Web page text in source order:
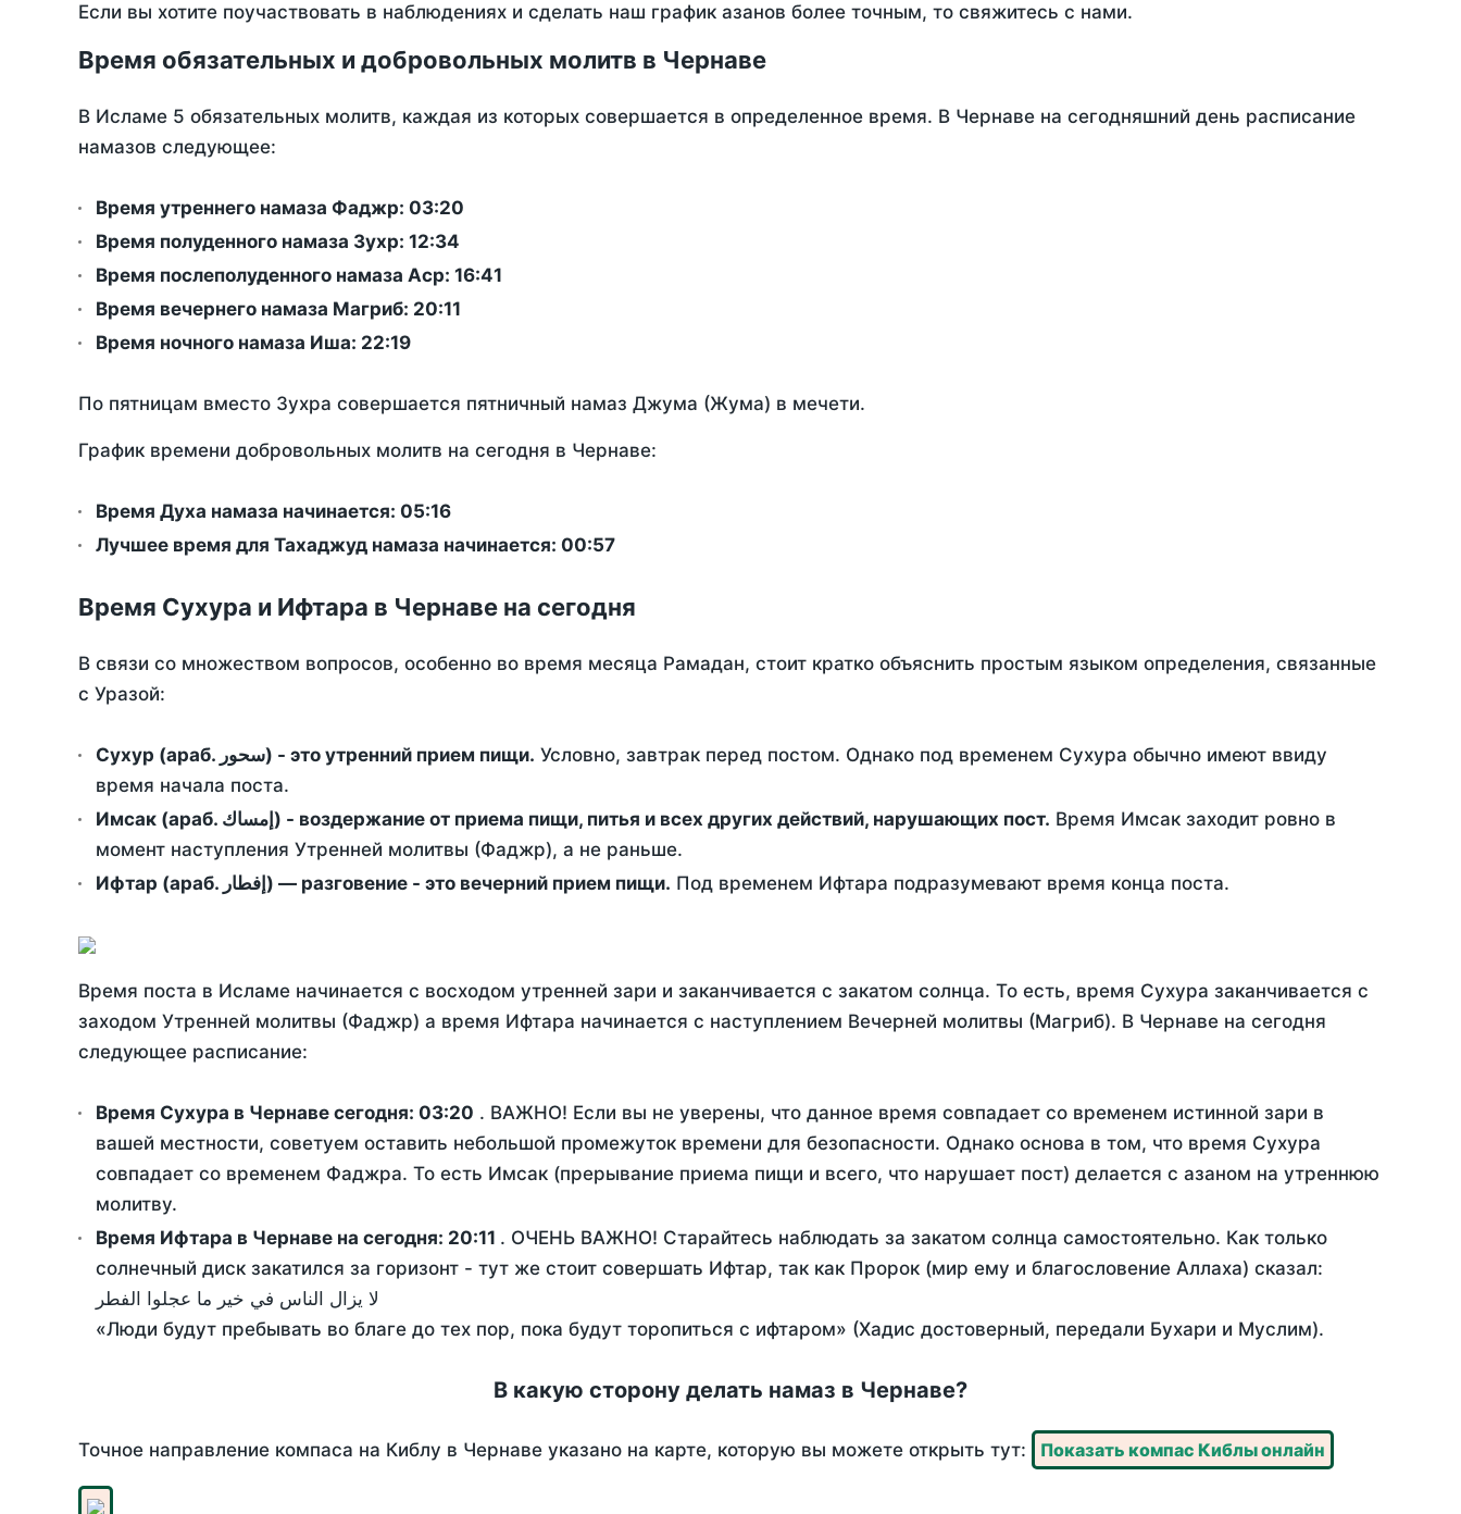
Если вы хотите поучаствовать в наблюдениях и сделать наш график азанов более точным, то свяжитесь с нами.
Время обязательных и добровольных молитв в Чернаве
В Исламе 5 обязательных молитв, каждая из которых совершается в определенное время. В Чернаве на сегодняшний день расписание
намазов следующее:
Время утреннего намаза Фаджр: 03:20
Время полуденного намаза Зухр: 12:34
Время послеполуденного намаза Аср: 16:41
Время вечернего намаза Магриб: 20:11
Время ночного намаза Иша: 22:19
По пятницам вместо Зухра совершается пятничный намаз Джума (Жума) в мечети.
График времени добровольных молитв на сегодня в Чернаве:
Время Духа намаза начинается: 05:16
Лучшее время для Тахаджуд намаза начинается: 00:57
Время Сухура и Ифтара в Чернаве на сегодня
В связи со множеством вопросов, особенно во время месяца Рамадан, стоит кратко объяснить простым языком определения, связанные
с Уразой:
Сухур (араб. سحور) - это утренний прием пищи. Условно, завтрак перед постом. Однако под временем Сухура обычно имеют ввиду
время начала поста.
Имсак (араб. إمساك) - воздержание от приема пищи, питья и всех других действий, нарушающих пост. Время Имсак заходит ровно в
момент наступления Утренней молитвы (Фаджр), а не раньше.
Ифтар (араб. إفطار) — разговение - это вечерний прием пищи. Под временем Ифтара подразумевают время конца поста.
Время поста в Исламе начинается с восходом утренней зари и заканчивается с закатом солнца. То есть, время Сухура заканчивается с
заходом Утренней молитвы (Фаджр) а время Ифтара начинается с наступлением Вечерней молитвы (Магриб). В Чернаве на сегодня
следующее расписание:
Время Сухура в Чернаве сегодня: 03:20 . ВАЖНО! Если вы не уверены, что данное время совпадает со временем истинной зари в
вашей местности, советуем оставить небольшой промежуток времени для безопасности. Однако основа в том, что время Сухура
совпадает со временем Фаджра. То есть Имсак (прерывание приема пищи и всего, что нарушает пост) делается с азаном на утреннюю
молитву.
Время Ифтара в Чернаве на сегодня: 20:11 . ОЧЕНЬ ВАЖНО! Старайтесь наблюдать за закатом солнца самостоятельно. Как только
солнечный диск закатился за горизонт - тут же стоит совершать Ифтар, так как Пророк (мир ему и благословение Аллаха) сказал:
لا يزال الناس في خير ما عجلوا الفطر
«Люди будут пребывать во благе до тех пор, пока будут торопиться с ифтаром» (Хадис достоверный, передали Бухари и Муслим).
В какую сторону делать намаз в Чернаве?
Точное направление компаса на Киблу в Чернаве указано на карте, которую вы можете открыть тут: Показать компас Киблы онлайн